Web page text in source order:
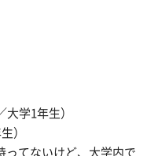
大学1年生）
）
ってないけど、大学内で